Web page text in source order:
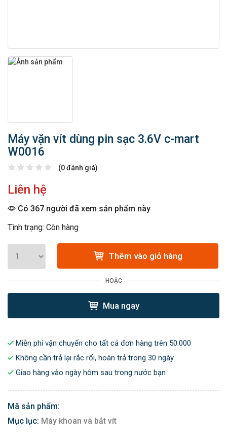
Máy vặn vít dùng pin sạc 3.6V c-mart
W0016
(0 đánh giá)
Liên hệ
Có 367 người đã xem sản phẩm này
Tình trạng: Còn hàng
Thêm vào giỏ hàng
HOẶC
Mua ngay
Miễn phí vận chuyển cho tất cả đơn hàng trên 50.000
Không cần trả lại rắc rối, hoàn trả trong 30 ngày
Giao hàng vào ngày hôm sau trong nước bạn
Mã sản phẩm:
Mục lục: Máy khoan và bắt vít